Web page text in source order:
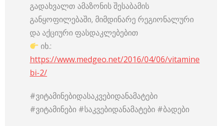
გადახვალთ ამაზონის შესაბამის
განყოფილებაში, მიმდინარე რეგიონალური
და აქციური ფასდაკლებებით
იხ.:
https://www.medgeo.net/2016/04/06/vitamine
bi-2/
#ვიტამინებიდასაკვებიდანამატები
#ვიტამინები #საკვებიდანამატები #ბადები